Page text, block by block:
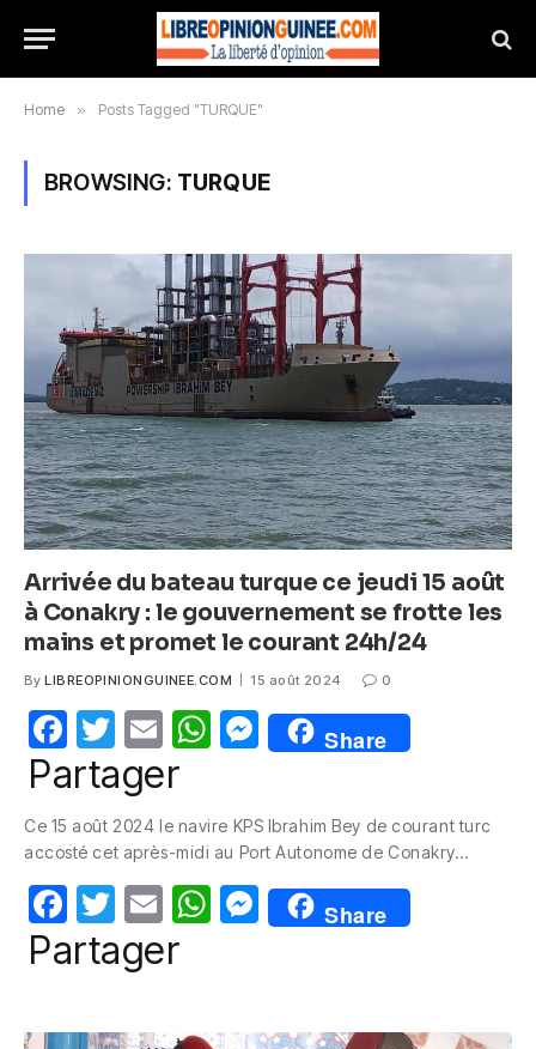
Home » Posts Tagged "TURQUE"
BROWSING: TURQUE
Arrivée du bateau turque ce jeudi 15 août
à Conakry : le gouvernement se frotte les
mains et promet le courant 24h/24
By LIBREOPINIONGUINEE.COM 15 août 2024 0
F
a
e
b
o
o
T
w
itt
er
E
m
W
s
A
p
M
e
e
n
g
Share
Partager
Ce 15 août 2024 le navire KPS Ibrahim Bey de courant turc
accosté cet après-midi au Port Autonome de Conakry…
F
a
T
w
itt
E
m
W M
e
Share
Partager